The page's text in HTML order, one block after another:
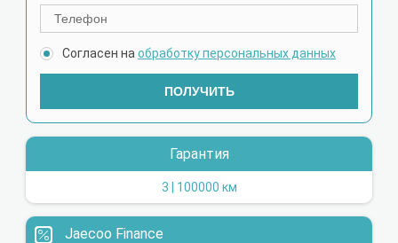
Согласен на обработку персональных данных
ПОЛУЧИТЬ
Гарантия
3 | 100000 км
Jaecoo Finance